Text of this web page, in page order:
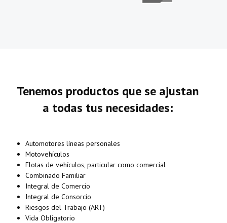
Tenemos productos que se ajustan
a todas tus necesidades:
Automotores líneas personales
Motovehículos
Flotas de vehículos, particular como comercial
Combinado Familiar
Integral de Comercio
Integral de Consorcio
Riesgos del Trabajo (ART)
Vida Obligatorio